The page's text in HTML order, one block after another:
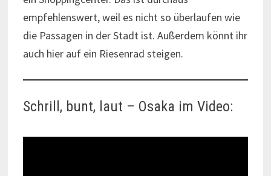
empfehlenswert, weil es nicht so überlaufen wie
die Passagen in der Stadt ist. Außerdem könnt ihr
auch hier auf ein Riesenrad steigen.
Schrill, bunt, laut – Osaka im Video: